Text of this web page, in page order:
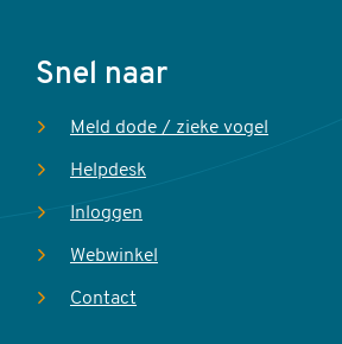
Voet
Snel naar
Meld dode / zieke vogel
Helpdesk
Inloggen
Webwinkel
Contact